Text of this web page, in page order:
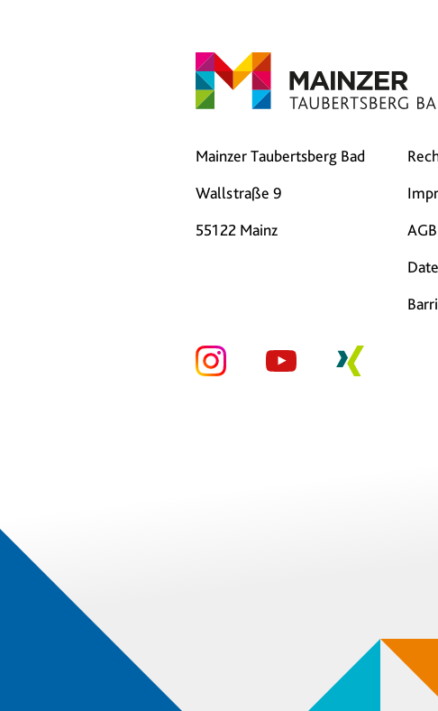
Mainzer Taubertsberg Bad
Wallstraße 9
55122 Mainz
AGB